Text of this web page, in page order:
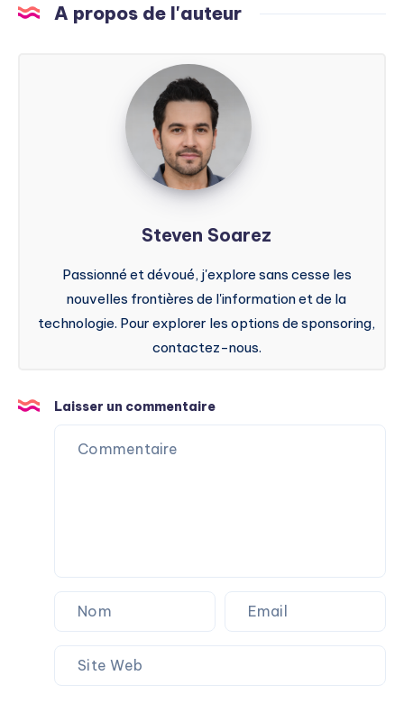
A propos de l'auteur
Steven
Soarez
Steven Soarez
Passionné et dévoué, j'explore sans cesse les
nouvelles frontières de l'information et de la
technologie. Pour explorer les options de sponsoring,
contactez-nous.
Laisser un commentaire